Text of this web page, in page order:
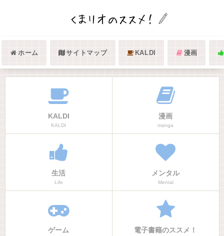
ホーム サイトマップ KALDI 漫画
KALDI
KALDI
漫画
manga
生活
Life
メンタル
Mental
ゲーム 電子書籍のススメ！